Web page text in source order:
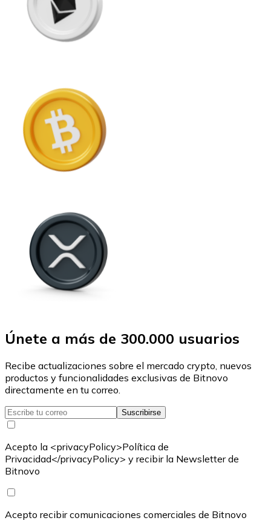
Únete a más de 300.000 usuarios
Recibe actualizaciones sobre el mercado crypto, nuevos
productos y funcionalidades exclusivas de Bitnovo
directamente en tu correo.
Suscribirse
Acepto la <privacyPolicy>Política de
Privacidad</privacyPolicy> y recibir la Newsletter de
Bitnovo
Acepto recibir comunicaciones comerciales de Bitnovo